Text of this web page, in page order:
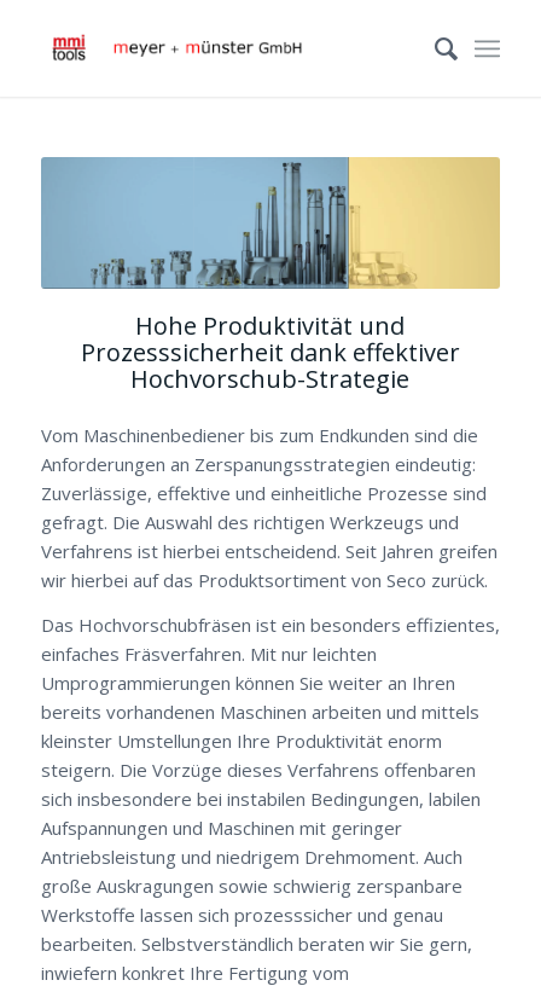
Hohe Produktivität und
Prozesssicherheit dank effektiver
Hochvorschub-Strategie
Vom Maschinenbediener bis zum Endkunden sind die
Anforderungen an Zerspanungsstrategien eindeutig:
Zuverlässige, effektive und einheitliche Prozesse sind
gefragt. Die Auswahl des richtigen Werkzeugs und
Verfahrens ist hierbei entscheidend. Seit Jahren greifen
wir hierbei auf das Produktsortiment von Seco zurück.
Das Hochvorschubfräsen ist ein besonders effizientes,
einfaches Fräsverfahren. Mit nur leichten
Umprogrammierungen können Sie weiter an Ihren
bereits vorhandenen Maschinen arbeiten und mittels
kleinster Umstellungen Ihre Produktivität enorm
steigern. Die Vorzüge dieses Verfahrens offenbaren
sich insbesondere bei instabilen Bedingungen, labilen
Aufspannungen und Maschinen mit geringer
Antriebsleistung und niedrigem Drehmoment. Auch
große Auskragungen sowie schwierig zerspanbare
Werkstoffe lassen sich prozesssicher und genau
bearbeiten. Selbstverständlich beraten wir Sie gern,
inwiefern konkret Ihre Fertigung vom